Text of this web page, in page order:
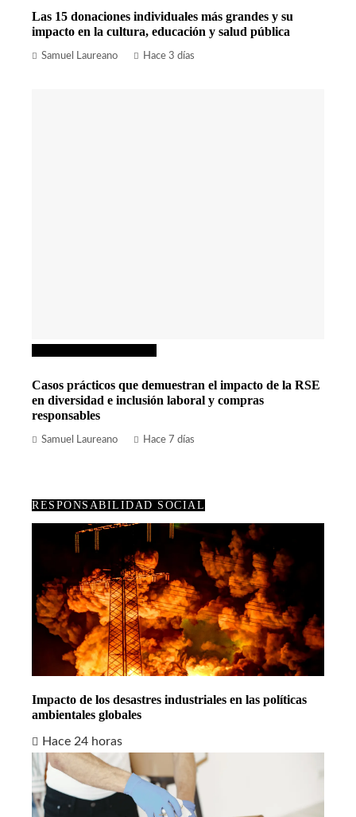
Las 15 donaciones individuales más grandes y su
impacto en la cultura, educación y salud pública
Samuel Laureano Hace 3 días
Casos prácticos que demuestran el impacto de la RSE
en diversidad e inclusión laboral y compras
responsables
Samuel Laureano Hace 7 días
RESPONSABILIDAD SOCIAL
Impacto de los desastres industriales en las políticas
ambientales globales
Hace 24 horas